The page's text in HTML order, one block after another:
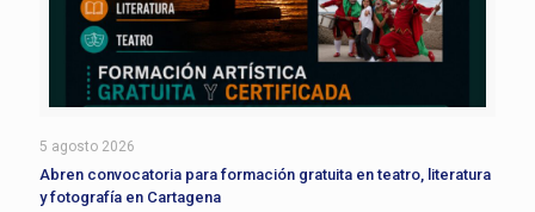
5 agosto 2026
Abren convocatoria para formación gratuita en teatro, literatura
y fotografía en Cartagena